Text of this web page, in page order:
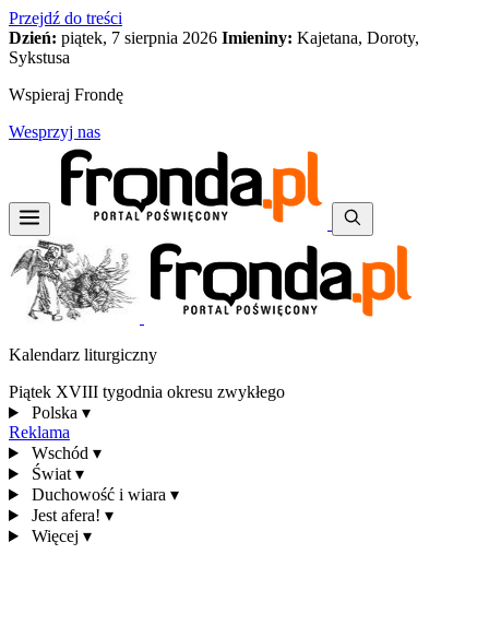
Przejdź do treści
Dzień: piątek, 7 sierpnia 2026 Imieniny: Kajetana, Doroty,
Sykstusa
Wspieraj Frondę
Wesprzyj nas
Kalendarz liturgiczny
Piątek XVIII tygodnia okresu zwykłego
Polska ▾
Reklama
Wschód ▾
Świat ▾
Duchowość i wiara ▾
Jest afera! ▾
Więcej ▾